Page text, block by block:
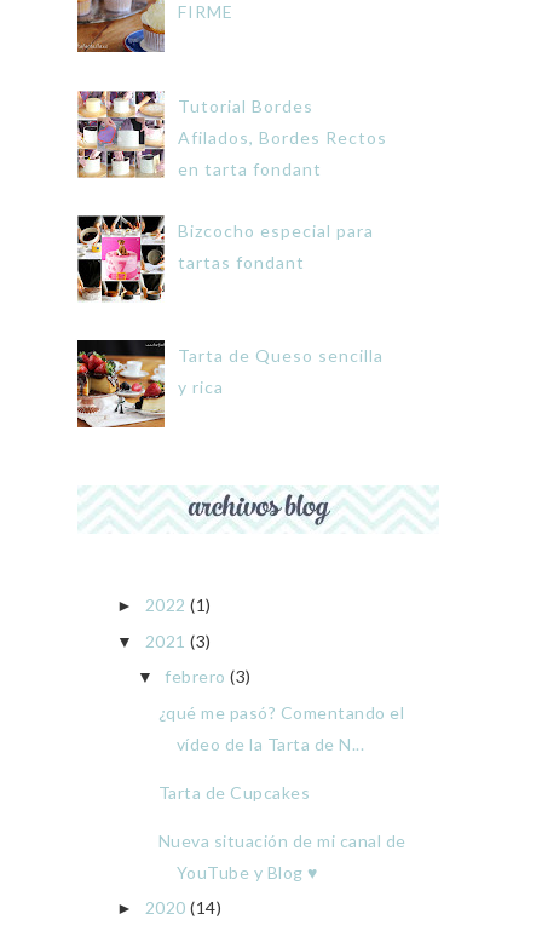
FIRME
Tutorial Bordes
Afilados, Bordes Rectos
en tarta fondant
Bizcocho especial para
tartas fondant
Tarta de Queso sencilla
y rica
► 2022 (1)
▼ 2021 (3)
▼ febrero (3)
¿qué me pasó? Comentando el
vídeo de la Tarta de N...
Tarta de Cupcakes
Nueva situación de mi canal de
YouTube y Blog ♥
► 2020 (14)